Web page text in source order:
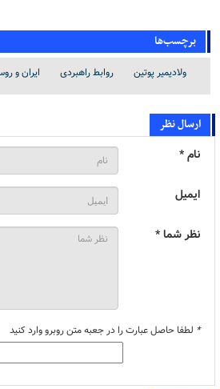
برچسب‌ها
ولادیمیر پوتین روابط راهبردی ایران و
ارسال نظر
نام *
ایمیل
نظر شما *
* لطفا حاصل عبارت را در جعبه متن روبرو وارد کنید